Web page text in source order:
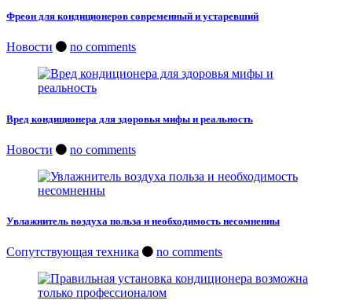
Фреон для кондиционеров современный и устаревший
Новости no comments
Вред кондиционера для здоровья мифы и реальность
Новости no comments
Увлажнитель воздуха польза и необходимость несомненны
Сопутствующая техника no comments